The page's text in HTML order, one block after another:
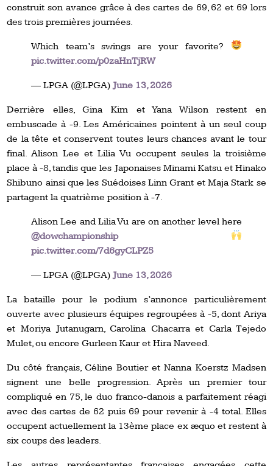
construit son avance grâce à des cartes de 69, 62 et 69 lors
des trois premières journées.
Which team’s swings are your favorite?
pic.twitter.com/p0zaHnTjRW
— LPGA (@LPGA)June 13, 2026
Derrière elles, Gina Kim et Yana Wilson restent en
embuscade à -9. Les Américaines pointent à un seul coup
de la tête et conservent toutes leurs chances avant le tour
final. Alison Lee et Lilia Vu occupent seules la troisième
place à -8, tandis que les Japonaises Minami Katsu et Hinako
Shibuno ainsi que les Suédoises Linn Grant et Maja Stark se
partagent la quatrième position à -7.
Alison Lee and Lilia Vu are on another level here
@dowchampionship
pic.twitter.com/7d6gyCLPZ5
— LPGA (@LPGA)June 13, 2026
La bataille pour le podium s’annonce particulièrement
ouverte avec plusieurs équipes regroupées à -5, dont Ariya
et Moriya Jutanugarn, Carolina Chacarra et Carla Tejedo
Mulet, ou encore Gurleen Kaur et Hira Naveed.
Du côté français, Céline Boutier et Nanna Koerstz Madsen
signent une belle progression. Après un premier tour
compliqué en 75, le duo franco-danois a parfaitement réagi
avec des cartes de 62 puis 69 pour revenir à -4 total. Elles
occupent actuellement la 13ème place ex æquo et restent à
six coups des leaders.